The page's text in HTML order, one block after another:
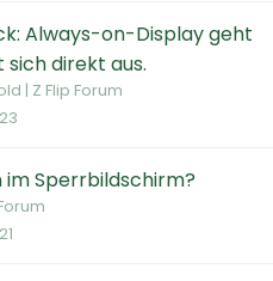
Always-on-Display geht
direkt aus.
| Z Flip Forum
Sperrbildschirm?